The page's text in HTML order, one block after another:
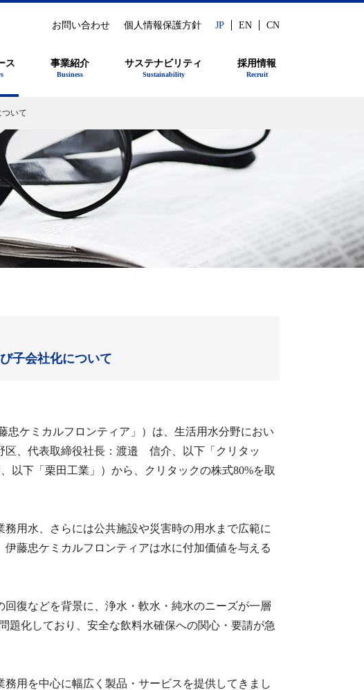
お問い合わせ 個人情報保護方針 JP EN CN
ス 事業紹介
Business
サステナビリティ
Sustainability
採用情報
Recruit
いて
子会社化について
ケミカルフロンティア」）は、生活用水分野におい
区、代表取締役社長：渡邉 信介、以下「クリタッ
以下「栗田工業」）から、クリタックの株式80%を取
用水、さらには公共施設や災害時の用水まで広範に
藤忠ケミカルフロンティアは水に付加価値を与える
復などを背景に、浄水・軟水・純水のニーズが一層
題化しており、安全な飲料水確保への関心・要請が急
用を中心に幅広く製品・サービスを提供してきまし